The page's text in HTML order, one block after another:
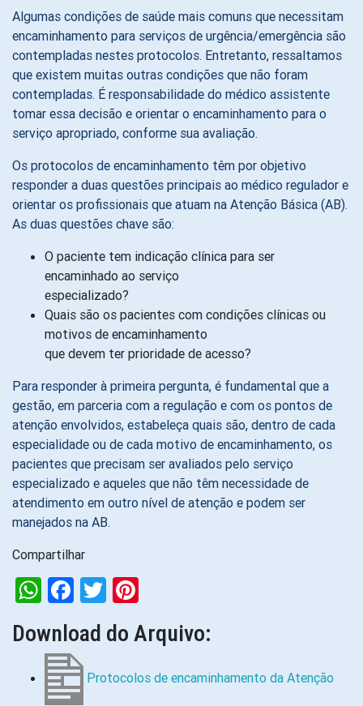
Algumas condições de saúde mais comuns que necessitam
encaminhamento para serviços de urgência/emergência são
contempladas nestes protocolos. Entretanto, ressaltamos
que existem muitas outras condições que não foram
contempladas. É responsabilidade do médico assistente
tomar essa decisão e orientar o encaminhamento para o
serviço apropriado, conforme sua avaliação.
Os protocolos de encaminhamento têm por objetivo
responder a duas questões principais ao médico regulador e
orientar os profissionais que atuam na Atenção Básica (AB).
As duas questões chave são:
O paciente tem indicação clínica para ser
encaminhado ao serviço
especializado?
Quais são os pacientes com condições clínicas ou
motivos de encaminhamento
que devem ter prioridade de acesso?
Para responder à primeira pergunta, é fundamental que a
gestão, em parceria com a regulação e com os pontos de
atenção envolvidos, estabeleça quais são, dentro de cada
especialidade ou de cada motivo de encaminhamento, os
pacientes que precisam ser avaliados pelo serviço
especializado e aqueles que não têm necessidade de
atendimento em outro nível de atenção e podem ser
manejados na AB.
Compartilhar
WhatsApp
Facebook
Twitter
Download do Arquivo:
Protocolos de encaminhamento da Atenção